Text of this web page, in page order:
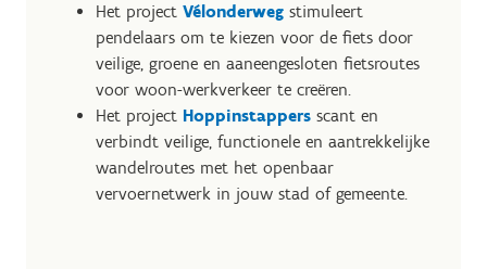
Het project Vélonderweg stimuleert
pendelaars om te kiezen voor de fiets door
veilige, groene en aaneengesloten fietsroutes
voor woon-werkverkeer te creëren.
Het project Hoppinstappers scant en
verbindt veilige, functionele en aantrekkelijke
wandelroutes met het openbaar
vervoernetwerk in jouw stad of gemeente.